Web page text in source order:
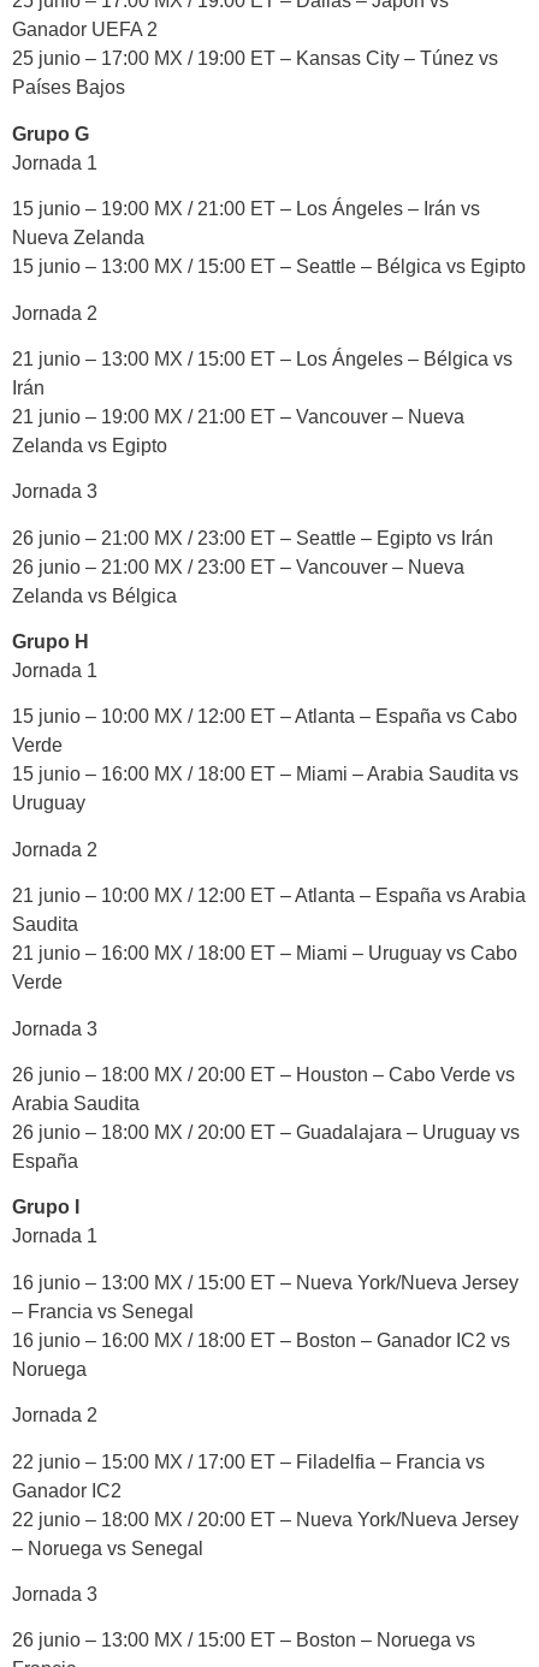
Ganador UEFA 2
25 junio – 17:00 MX / 19:00 ET – Kansas City – Túnez vs
Países Bajos
Grupo G
Jornada 1
15 junio – 19:00 MX / 21:00 ET – Los Ángeles – Irán vs
Nueva Zelanda
15 junio – 13:00 MX / 15:00 ET – Seattle – Bélgica vs Egipto
Jornada 2
21 junio – 13:00 MX / 15:00 ET – Los Ángeles – Bélgica vs
Irán
21 junio – 19:00 MX / 21:00 ET – Vancouver – Nueva
Zelanda vs Egipto
Jornada 3
26 junio – 21:00 MX / 23:00 ET – Seattle – Egipto vs Irán
26 junio – 21:00 MX / 23:00 ET – Vancouver – Nueva
Zelanda vs Bélgica
Grupo H
Jornada 1
15 junio – 10:00 MX / 12:00 ET – Atlanta – España vs Cabo
Verde
15 junio – 16:00 MX / 18:00 ET – Miami – Arabia Saudita vs
Uruguay
Jornada 2
21 junio – 10:00 MX / 12:00 ET – Atlanta – España vs Arabia
Saudita
21 junio – 16:00 MX / 18:00 ET – Miami – Uruguay vs Cabo
Verde
Jornada 3
26 junio – 18:00 MX / 20:00 ET – Houston – Cabo Verde vs
Arabia Saudita
26 junio – 18:00 MX / 20:00 ET – Guadalajara – Uruguay vs
España
Grupo I
Jornada 1
16 junio – 13:00 MX / 15:00 ET – Nueva York/Nueva Jersey
– Francia vs Senegal
16 junio – 16:00 MX / 18:00 ET – Boston – Ganador IC2 vs
Noruega
Jornada 2
22 junio – 15:00 MX / 17:00 ET – Filadelfia – Francia vs
Ganador IC2
22 junio – 18:00 MX / 20:00 ET – Nueva York/Nueva Jersey
– Noruega vs Senegal
Jornada 3
26 junio – 13:00 MX / 15:00 ET – Boston – Noruega vs